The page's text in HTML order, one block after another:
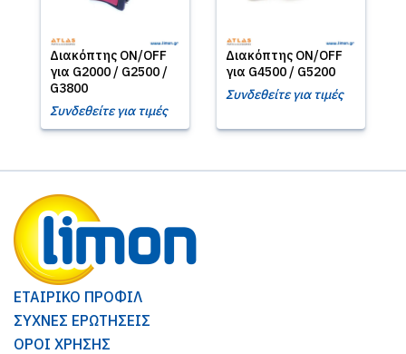
Διακόπτης ON/OFF
για G2000 / G2500 /
G3800
Συνδεθείτε για τιμές
Διακόπτης ON/OFF
για G4500 / G5200
Συνδεθείτε για τιμές
ΕΤΑΙΡΙΚΟ ΠΡΟΦΙΛ
ΣΥΧΝΕΣ ΕΡΩΤΗΣΕΙΣ
ΟΡΟΙ ΧΡΗΣΗΣ